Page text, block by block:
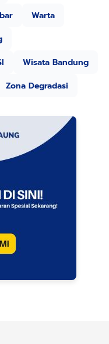
Warta
Wisata Bandung
Zona Degradasi